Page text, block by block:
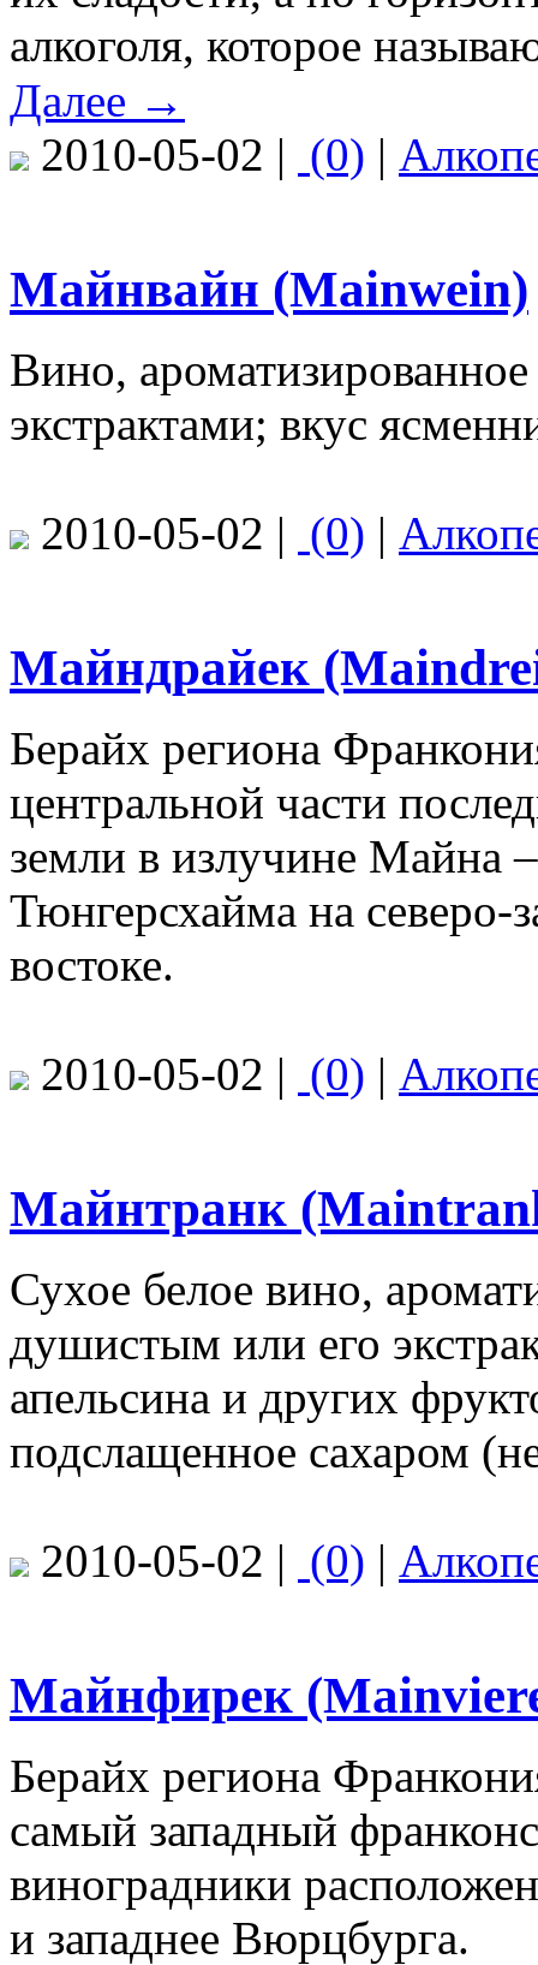
алкоголя, которое
Далее →
2010-05-02 | (0) |
Майнвайн (Mainwein)
Вино,
экстрактами; вкус
2010-05-02 | (0) |
Майндрайек
Берайх региона
центральной части
земли в излучине Майна
Тюнгерсхайма на северо-
востоке.
2010-05-02 | (0) |
Майнтранк
Сухое белое вино,
душистым или его
апельсина и других
подслащенное сахаром
2010-05-02 | (0) |
Майнфирек
Берайх региона
самый западный
виноградники
и западнее Вюрцбурга.